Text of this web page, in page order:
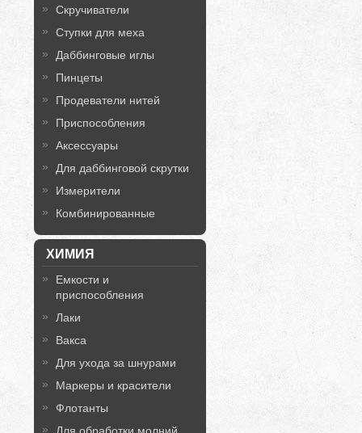
Скручиватели
Ступки для меха
Даббинговые иглы
Пинцеты
Продеватели нитей
Приспособления
Аксессуары
Для даббинговой скрутки
Измерители
Комбинированные
ХИМИЯ
Емкости и
приспособления
Лаки
Вакса
Для ухода за шнурами
Маркеры и красители
Флотанты